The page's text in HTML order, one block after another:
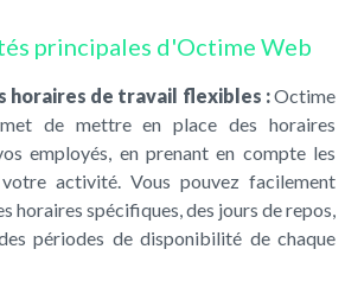
principales d'Octime Web
horaires de travail flexibles :Octime
de mettre en place des horaires
employés, en prenant en compte les
activité. Vous pouvez facilement
horaires spécifiques, des jours de repos,
périodes de disponibilité de chaque